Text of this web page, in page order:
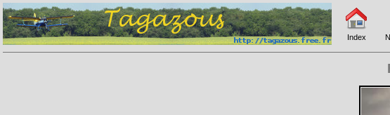
Index